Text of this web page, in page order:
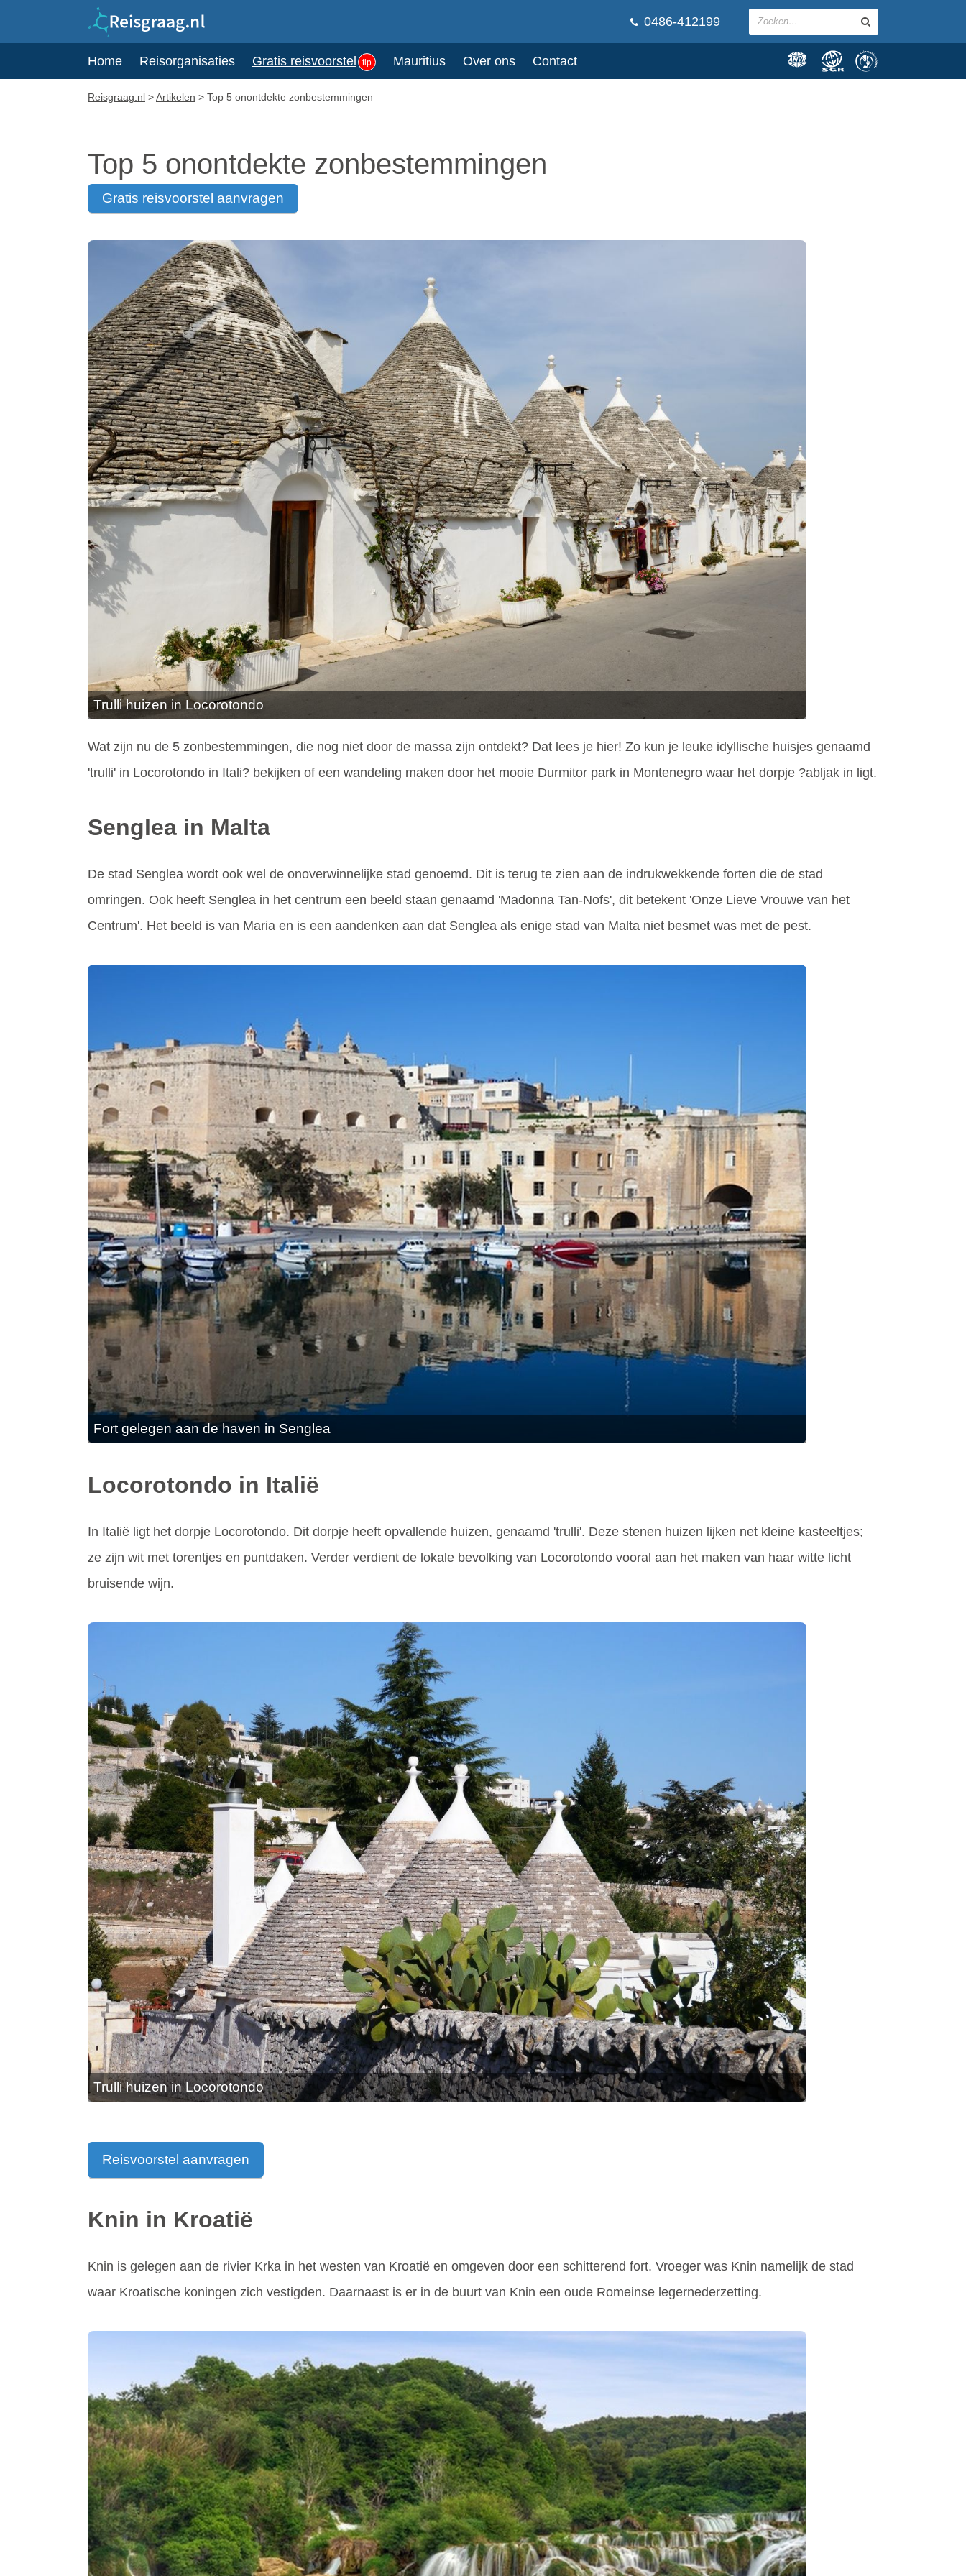
0486-412199
Home Reisorganisaties Gratis reisvoorstel tip Mauritius Over ons Contact
Reisgraag.nl >Artikelen > Top 5 onontdekte zonbestemmingen
Top 5 onontdekte zonbestemmingen
gratis reisvoorstel aanvragen
Trulli huizen in Locorotondo
Wat zijn nu de 5 zonbestemmingen, die nog niet door de massa zijn ontdekt? Dat lees je hier! Zo kun je leuke idyllische huisjes genaamd
'trulli' in Locorotondo in Itali? bekijken of een wandeling maken door het mooie Durmitor park in Montenegro waar het dorpje ?abljak in ligt.
Senglea in Malta
De stad Senglea wordt ook wel de onoverwinnelijke stad genoemd. Dit is terug te zien aan de indrukwekkende forten die de stad
omringen. Ook heeft Senglea in het centrum een beeld staan genaamd 'Madonna Tan-Nofs', dit betekent 'Onze Lieve Vrouwe van het
Centrum'. Het beeld is van Maria en is een aandenken aan dat Senglea als enige stad van Malta niet besmet was met de pest.
Fort gelegen aan de haven in Senglea
Locorotondo in Italië
In Italië ligt het dorpje Locorotondo. Dit dorpje heeft opvallende huizen, genaamd 'trulli'. Deze stenen huizen lijken net kleine kasteeltjes;
ze zijn wit met torentjes en puntdaken. Verder verdient de lokale bevolking van Locorotondo vooral aan het maken van haar witte licht
bruisende wijn.
Trulli huizen in Locorotondo
Reisvoorstel aanvragen
Knin in Kroatië
Knin is gelegen aan de rivier Krka in het westen van Kroatië en omgeven door een schitterend fort. Vroeger was Knin namelijk de stad
waar Kroatische koningen zich vestigden. Daarnaast is er in de buurt van Knin een oude Romeinse legernederzetting.